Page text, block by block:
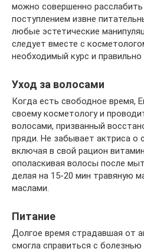
можно совершенно
поступлением извне
любые эстетические
следует вместе с
необходимый курс и
Уход за волосами
Когда есть свободное время,
своему косметологу и
волосами, призванный
пряди. Не забывает актриса о
включая в свой рацион
ополаскивая волосы после
делая на 15-20 мин травяную
маслами.
Питание
Долгое время страдавшая от
смогла справиться с